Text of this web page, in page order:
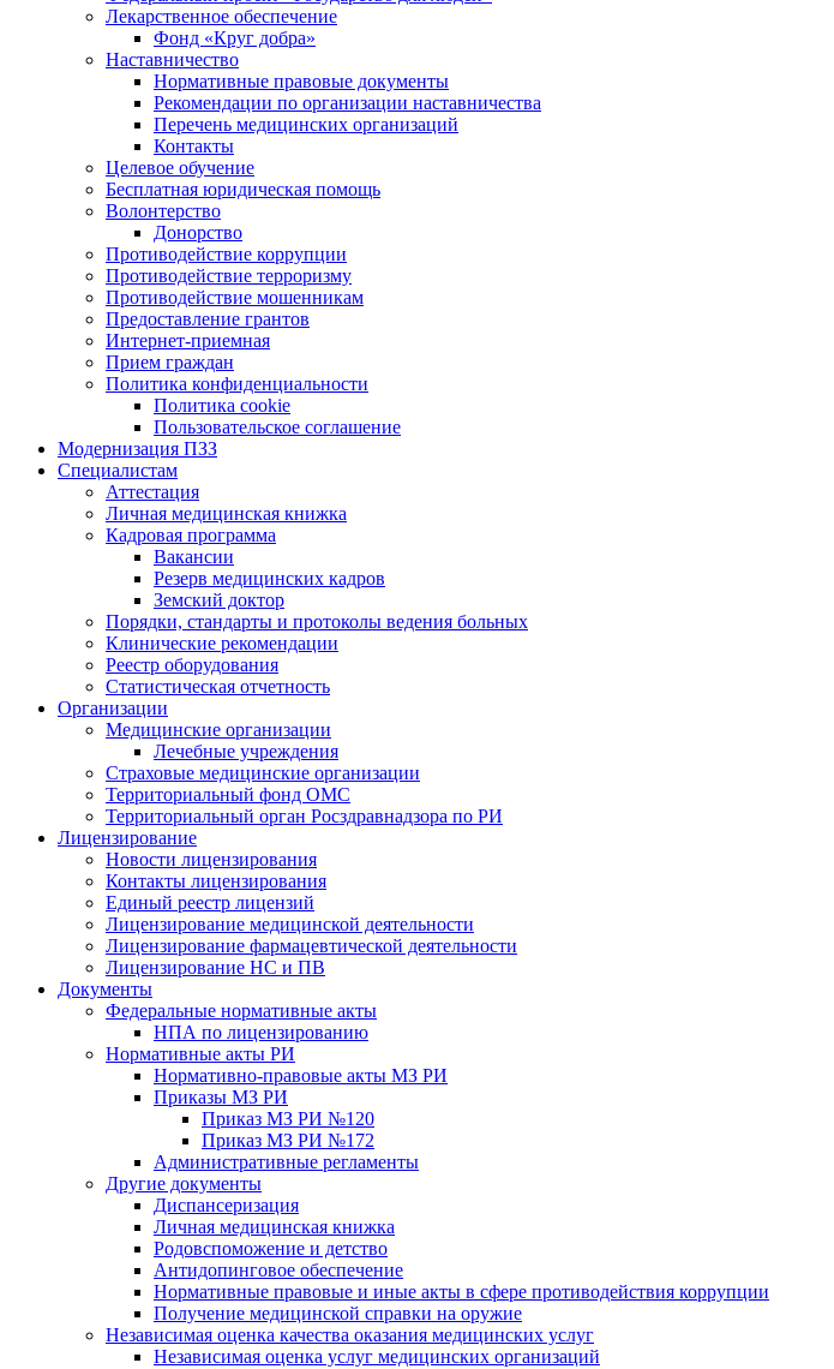
Лекарственное обеспечение
Фонд «Круг добра»
Наставничество
Нормативные правовые документы
Рекомендации по организации наставничества
Перечень медицинских организаций
Контакты
Целевое обучение
Бесплатная юридическая помощь
Волонтерство
Донорство
Противодействие коррупции
Противодействие терроризму
Противодействие мошенникам
Предоставление грантов
Интернет-приемная
Прием граждан
Политика конфиденциальности
Политика cookie
Пользовательское соглашение
Модернизация ПЗЗ
Специалистам
Аттестация
Личная медицинская книжка
Кадровая программа
Вакансии
Резерв медицинских кадров
Земский доктор
Порядки, стандарты и протоколы ведения больных
Клинические рекомендации
Реестр оборудования
Статистическая отчетность
Организации
Медицинские организации
Лечебные учреждения
Страховые медицинские организации
Территориальный фонд ОМС
Территориальный орган Росздравнадзора по РИ
Лицензирование
Новости лицензирования
Контакты лицензирования
Единый реестр лицензий
Лицензирование медицинской деятельности
Лицензирование фармацевтической деятельности
Лицензирование НС и ПВ
Документы
Федеральные нормативные акты
НПА по лицензированию
Нормативные акты РИ
Нормативно-правовые акты МЗ РИ
Приказы МЗ РИ
Приказ МЗ РИ №120
Приказ МЗ РИ №172
Административные регламенты
Другие документы
Диспансеризация
Личная медицинская книжка
Родовспоможение и детство
Антидопинговое обеспечение
Нормативные правовые и иные акты в сфере противодействия коррупции
Получение медицинской справки на оружие
Независимая оценка качества оказания медицинских услуг
Независимая оценка услуг медицинскиx организаций